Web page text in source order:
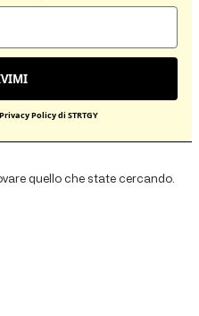
Policy di STRTGY
quello che state cercando.